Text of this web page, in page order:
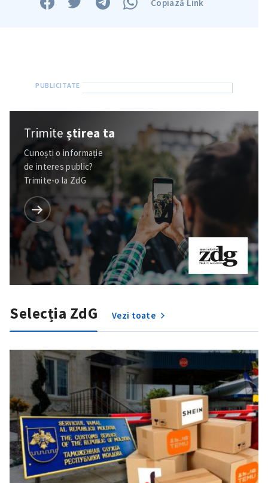
Copiază Link
Trimiteștirea ta
Cunoști o informație
de interes public?
Trimite-o la ZdG
Selecția ZdG Vezi toate
Titlu știre
+ Adaugă titlu
Fotografie
+ Încarcă imagine
Link media+ Link media
Mesajul știrei
+ Mesajul știrei